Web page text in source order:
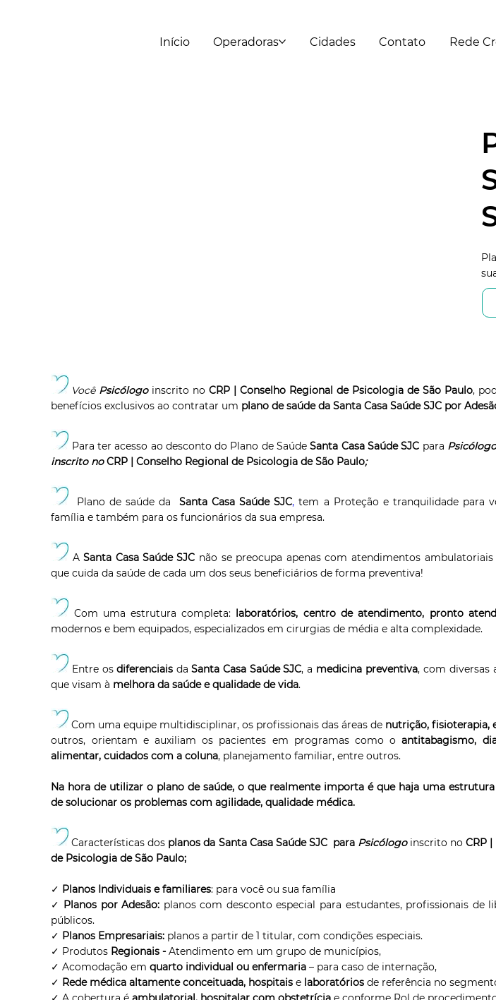
Início Operadoras Cidades Contato Rede
Você Psicólogo inscrito noCRP | Conselho Regional de Psicologia de São Paulo,
benefícios exclusivos ao contratar um plano de saúde da Santa Casa Saúde SJC por
Para ter acesso ao desconto do Plano de SaúdeSanta Casa Saúde SJC para
inscrito no CRP | Conselho Regional de Psicologia de São Paulo;
Plano de saúde da Santa Casa Saúde SJC, tem a Proteção e tranquilidade para
família e também para os funcionários da sua empresa.
ASanta Casa Saúde SJC não se preocupa apenas com atendimentos ambulatoriais
que cuida da saúde de cada um dos seus beneficiários de forma preventiva!
Com uma estrutura completa: laboratórios, centro de atendimento, pronto
modernos e bem equipados, especializados em cirurgias de média e alta complexidade.
Entre osdiferenciais daSanta Casa Saúde SJC, a medicina preventiva, com diversas
que visam à melhora da saúde e qualidade de vida.
Com uma equipe multidisciplinar, os profissionais das áreas de nutrição, fisioterapia,
outros, orientam e auxiliam os pacientes em programas como oantitabagismo,
alimentar, cuidados com a coluna, planejamento familiar, entre outros.
Na hora de utilizar o plano de saúde, o que realmente importa é que haja uma
de solucionar os problemas com agilidade, qualidade médica.
Características dos planos da Santa Casa Saúde SJC para Psicólogo inscrito noCRP |
de Psicologia de São Paulo;
✓ Planos Individuais e familiares: para você ou sua família
✓ Planos por Adesão: planos com desconto especial para estudantes, profissionais de
públicos.
✓ Planos Empresariais: planos a partir de 1 titular, com condições especiais.
✓ Produtos Regionais -Atendimento em um grupo de municípios,
✓ Acomodação emquarto individual ou enfermaria– para caso de internação,
✓ Rede médica altamente conceituada, hospitais e laboratóriosde referência no